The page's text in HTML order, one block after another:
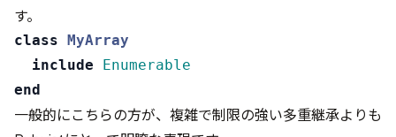
す。
class MyArray
include
Enumerable
end
一般的にこちらの方が、複雑で制限の強い多重継承よりも